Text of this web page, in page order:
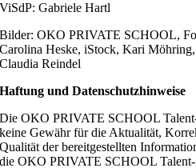
ViSdP: Gabriele Hartl
Bilder: OKO PRIVATE SCHOOL,
Carolina Heske, iStock, Kari
Claudia Reindel
Haftung und Datenschutzhinweise
Die OKO PRIVATE SCHOOL
keine Gewähr für die Aktualität,
Qualität der bereitgestellten
die OKO PRIVATE SCHOOL